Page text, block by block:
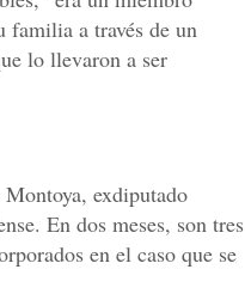
familia a través de un
lo llevaron a ser
exdiputado
En dos meses, son tres
en el caso que se